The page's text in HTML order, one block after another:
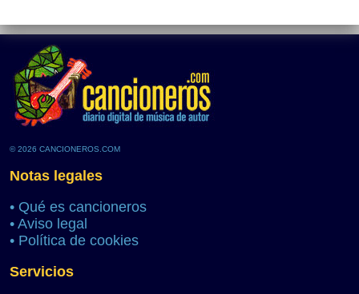
© 2026 CANCIONEROS.COM
Notas legales
• Qué es cancioneros
• Aviso legal
• Política de cookies
Servicios